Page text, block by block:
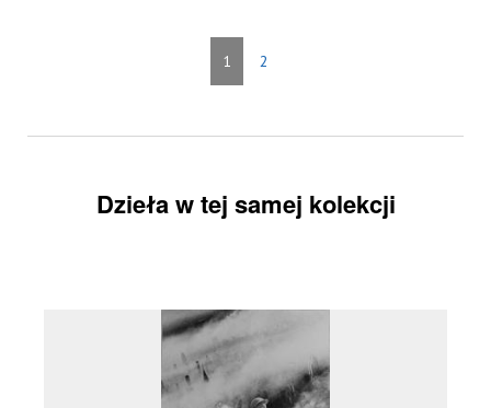
1 2
Dzieła w tej samej kolekcji